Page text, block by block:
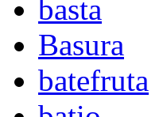
basta
Basura
batefruta